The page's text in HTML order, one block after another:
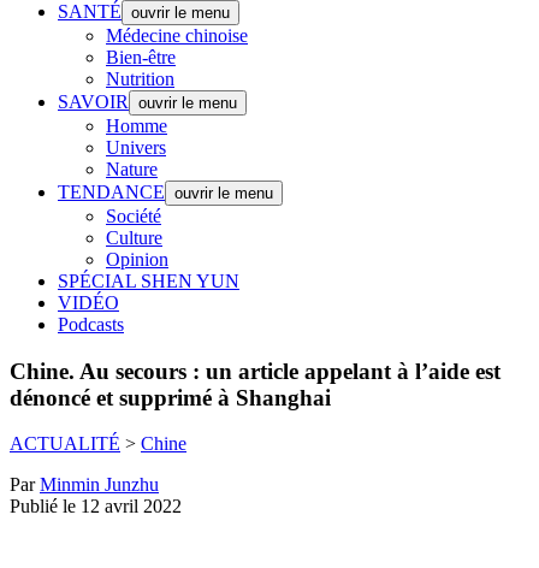
SANTÉ ouvrir le menu
Médecine chinoise
Bien-être
Nutrition
SAVOIR
ouvrir le menu
Homme
Univers
Nature
TENDANCE ouvrir le menu
Société
Culture
Opinion
SPÉCIAL SHEN YUN
VIDÉO
Podcasts
Chine. Au secours : un article appelant à l’aide est
dénoncé et supprimé à Shanghai
ACTUALITÉ > Chine
ParMinmin Junzhu
Publié le 12 avril 2022